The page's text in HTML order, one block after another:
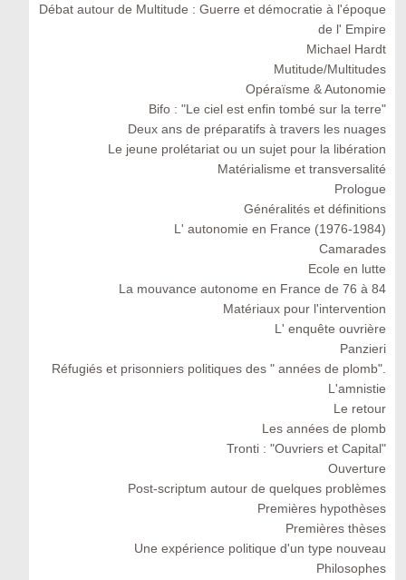
Débat autour de Multitude : Guerre et démocratie à l'époque
de l' Empire
Michael Hardt
Mutitude/Multitudes
Opéraïsme & Autonomie
Bifo : "Le ciel est enfin tombé sur la terre"
Deux ans de préparatifs à travers les nuages
Le jeune prolétariat ou un sujet pour la libération
Matérialisme et transversalité
Prologue
Généralités et définitions
L' autonomie en France (1976-1984)
Camarades
Ecole en lutte
La mouvance autonome en France de 76 à 84
Matériaux pour l'intervention
L' enquête ouvrière
Panzieri
Réfugiés et prisonniers politiques des " années de plomb".
L'amnistie
Le retour
Les années de plomb
Tronti : "Ouvriers et Capital"
Ouverture
Post-scriptum autour de quelques problèmes
Premières hypothèses
Premières thèses
Une expérience politique d'un type nouveau
Philosophes